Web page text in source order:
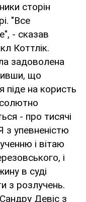
сторін
"Все
- сказав
Коттлік.
задоволена
що
піде на користь
- про тисячі
з упевненістю
і вітаю
і
в суді
з розлучень.
Девіс з